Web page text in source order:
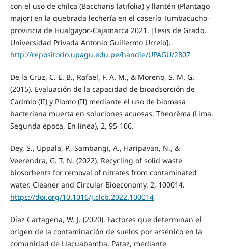
con el uso de chilca (Baccharis latifolia) y llantén (Plantago
major) en la quebrada lechería en el caserío Tumbacucho-
provincia de Hualgayoc-Cajamarca 2021. [Tesis de Grado,
Universidad Privada Antonio Guillermo Urrelo].
http://repositorio.upagu.edu.pe/handle/UPAGU/2807
De la Cruz, C. E. B., Rafael, F. A. M., & Moreno, S. M. G.
(2015). Evaluación de la capacidad de bioadsorción de
Cadmio (II) y Plomo (II) mediante el uso de biomasa
bacteriana muerta en soluciones acuosas. Theorēma (Lima,
Segunda época, En línea), 2, 95-106.
Dey, S., Uppala, P., Sambangi, A., Haripavan, N., &
Veerendra, G. T. N. (2022). Recycling of solid waste
biosorbents for removal of nitrates from contaminated
water. Cleaner and Circular Bioeconomy, 2, 100014.
https://doi.org/10.1016/j.clcb.2022.100014
Díaz Cartagena, W. J. (2020). Factores que determinan el
origen de la contaminación de suelos por arsénico en la
comunidad de Llacuabamba, Pataz, mediante